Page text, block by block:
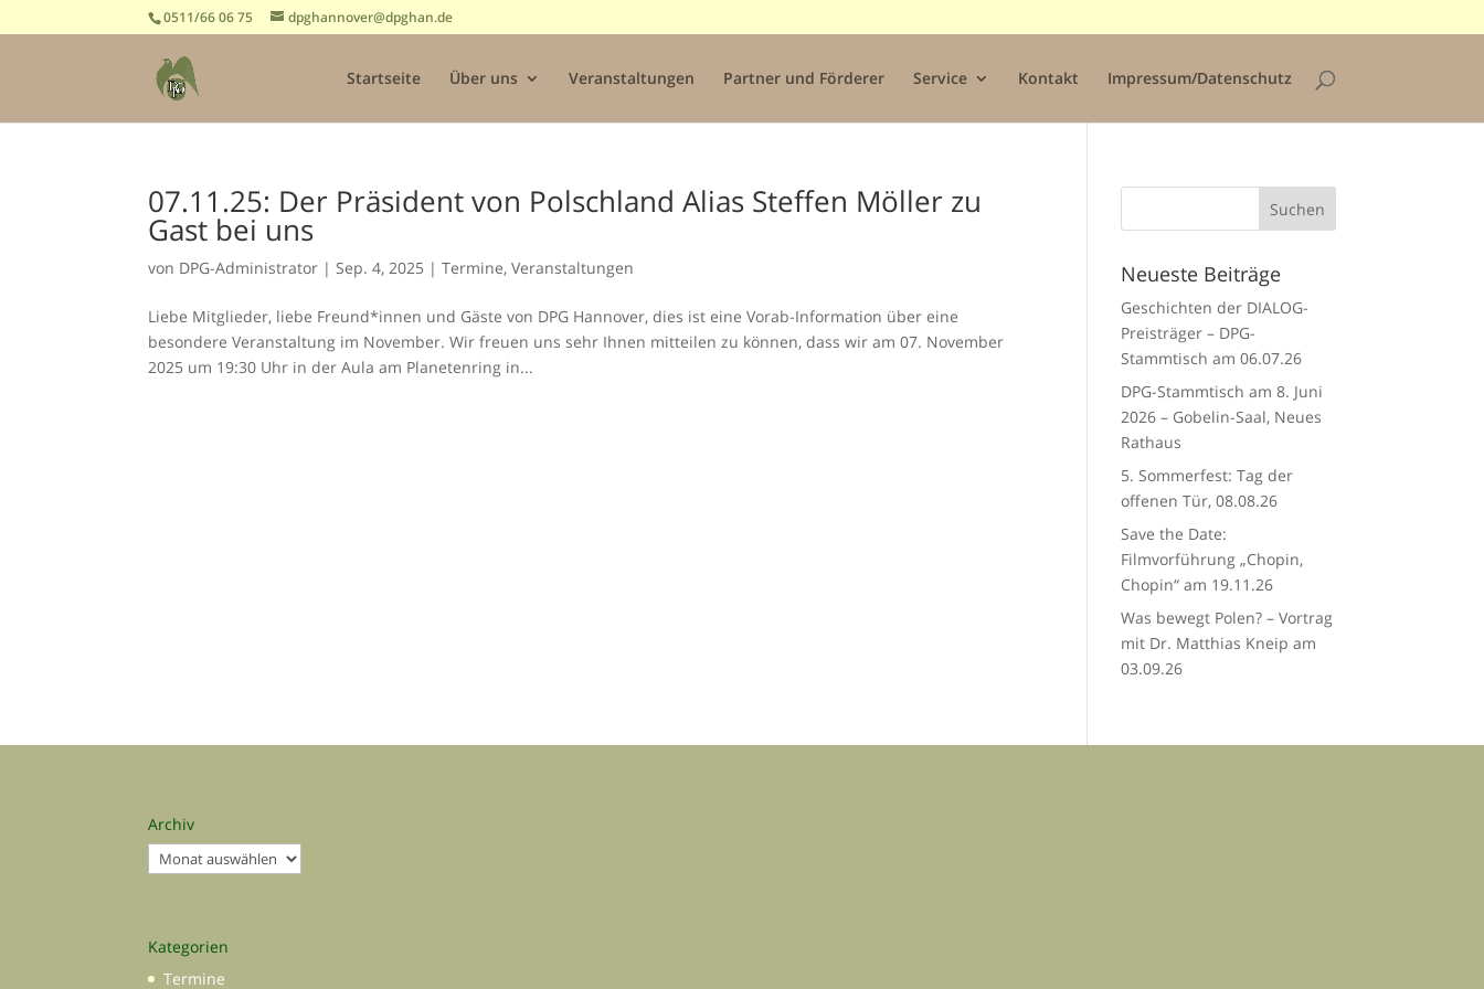
0511/66 06 75 dpghannover@dpghan.de
Startseite Über uns Veranstaltungen Partner und Förderer Service Kontakt Impressum/Datenschutz
07.11.25: Der Präsident von Polschland Alias Steffen Möller zu
Gast bei uns
von DPG-Administrator |Sep. 4, 2025 |Termine,Veranstaltungen
Liebe Mitglieder, liebe Freund*innen und Gäste von DPG Hannover, dies ist eine Vorab-Information über eine
besondere Veranstaltung im November. Wir freuen uns sehr Ihnen mitteilen zu können, dass wir am 07. November
2025 um 19:30 Uhr in der Aula am Planetenring in...
Neueste Beiträge
Geschichten der DIALOG-
Preisträger – DPG-
Stammtisch am 06.07.26
DPG-Stammtisch am 8. Juni
2026 – Gobelin-Saal, Neues
Rathaus
5. Sommerfest: Tag der
offenen Tür, 08.08.26
Save the Date:
Filmvorführung „Chopin,
Chopin“ am 19.11.26
Was bewegt Polen? – Vortrag
mit Dr. Matthias Kneip am
03.09.26
Archiv
Archiv
Kategorien
Termine